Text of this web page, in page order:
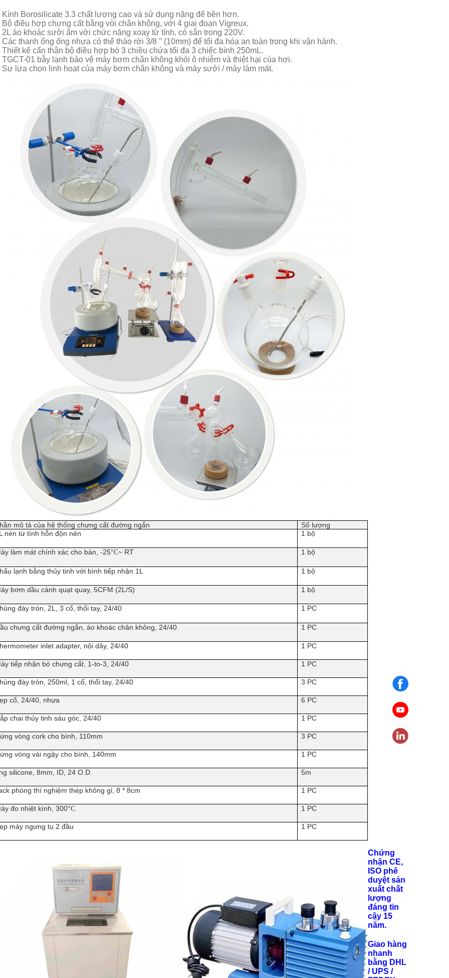
Kính Borosilicate 3.3 chất lượng cao và sử dụng nặng để bền hơn.
Bộ điều hợp chưng cất bằng vòi chân không, với 4 giai đoạn Vigreux.
2L áo khoác sưởi ấm với chức năng xoay từ tính, có sẵn trong 220V.
Các thanh ống ống nhựa có thể tháo rời 3/8 ′′ (10mm) để tối đa hóa an toàn trong khi vận hành.
Thiết kế cẩn thận bộ điều hợp bò 3 chiều chứa tối đa 3 chiếc bình 250mL.
TGCT-01 bẫy lạnh bảo vệ máy bơm chân không khỏi ô nhiễm và thiệt hại của hơi.
Sự lựa chọn linh hoạt của máy bơm chân không và máy sưởi / máy làm mát.
mô tả của hệ thống chưng cất đường ngắn
Số lượng
nén từ tính hỗn độn nén
1 bộ
làm mát chính xác cho bàn, -25°C~ RT 1 bộ
lạnh bằng thủy tinh với bình tiếp nhận 1L 1 bộ
bơm dầu cánh quạt quay, 5CFM (2L/S) 1 bộ
đáy tròn, 2L, 3 cổ, thổi tay, 24/40 1 PC
chưng cất đường ngắn, áo khoác chân không, 24/40 1 PC
inlet adapter, nội dây, 24/40 1 PC
tiếp nhận bò chưng cất, 1-to-3, 24/40 1 PC
đáy tròn, 250ml, 1 cổ, thổi tay, 24/40 3 PC
cổ, 24/40, nhựa 6 PC
chai thủy tinh sáu góc, 24/40 1 PC
vòng cork cho bình, 110mm 3 PC
vòng vải ngậy cho bình, 140mm 1 PC
silicone, 8mm, ID, 24 O.D. 5m
phòng thí nghiệm thép không gỉ, 8 * 8cm 1 PC
đo nhiệt kính, 300°C 1 PC
máy ngưng tụ 2 đầu 1 PC
Chứng
nhận CE,
ISO phê
duyệt sản
xuất chất
lượng
đáng tin
cậy 15
năm.
Giao hàng
nhanh
bằng DHL
/ UPS /